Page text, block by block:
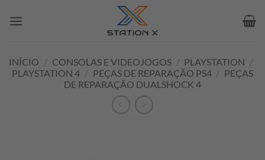
INÍCIO / CONSOLAS E VIDEOJOGOS / PLAYSTATION /
PLAYSTATION 4 / PEÇAS DE REPARAÇÃO PS4 / PEÇAS
DE REPARAÇÃO DUALSHOCK 4